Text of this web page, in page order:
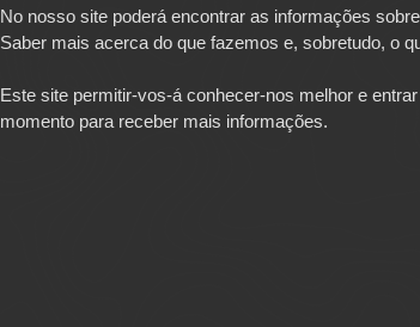
No nosso site poderá encontrar as informações
Saber mais acerca do que fazemos e, sobretudo, o
Este site permitir-vos-á conhecer-nos melhor e
momento para receber mais informações.